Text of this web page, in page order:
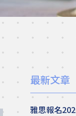
最新文章
雅思報名